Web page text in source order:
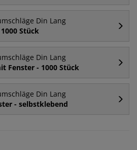
Din Lang
1000 Stück
Din Lang
Fenster - 1000 Stück
Din Lang
- selbstklebend